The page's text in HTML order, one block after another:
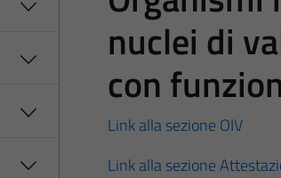
nuclei di
con
Link alla sezione OIV
Link alla sezione